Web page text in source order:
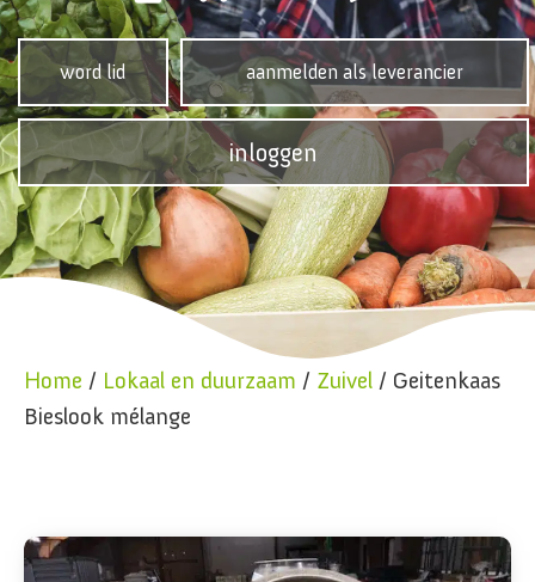
word lid aanmelden als leverancier
inloggen
Home / Lokaal en duurzaam / Zuivel / Geitenkaas
Bieslook mélange